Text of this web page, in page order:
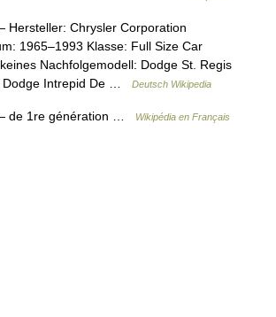
Hersteller: Chrysler Corporation
1965–1993 Klasse: Full Size Car
Nachfolgemodell: Dodge St. Regis
Dodge Intrepid De …
Deutsch Wikipedia
de 1re génération … Wikipédia en Français